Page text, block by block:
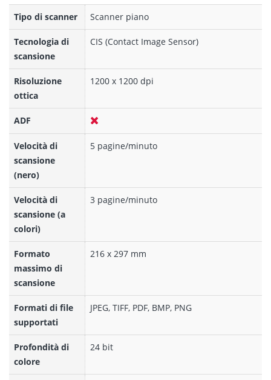
Tipo di scanner Scanner piano
Tecnologia di
scansione
CIS (Contact Image Sensor)
Risoluzione
ottica
1200 x 1200 dpi
ADF
Velocità di
scansione
(nero)
5 pagine/minuto
Velocità di
scansione (a
colori)
3 pagine/minuto
Formato
massimo di
scansione
216 x 297 mm
Formati di file
supportati
JPEG, TIFF, PDF, BMP, PNG
Profondità di
colore
24 bit